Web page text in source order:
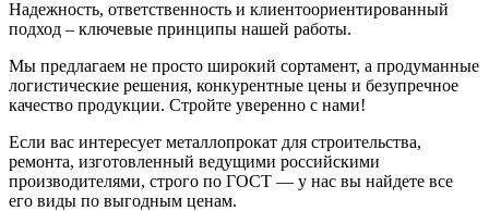
Надежность, ответственность и клиентоориентированный
подход – ключевые принципы нашей работы.
Мы предлагаем не просто широкий сортамент, а продуманные
логистические решения, конкурентные цены и безупречное
качество продукции. Стройте уверенно с нами!
Если вас интересует металлопрокат для строительства,
ремонта, изготовленный ведущими российскими
производителями, строго по ГОСТ — у нас вы найдете все
его виды по выгодным ценам.